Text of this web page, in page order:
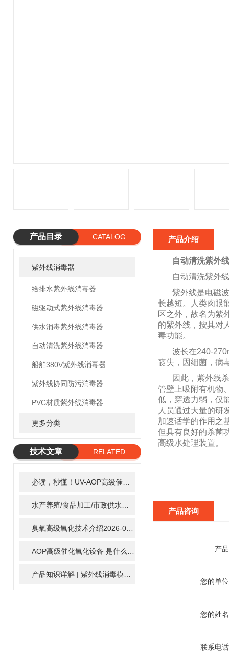
产品目录 CATALOG
紫外线消毒器
给排水紫外线消毒器
磁驱动式紫外线消毒器
供水消毒紫外线消毒器
自动清洗紫外线消毒器
船舶380V紫外线消毒器
紫外线协同防污消毒器
PVC材质紫外线消毒器
更多分类
技术文章
RELATED
臭氧高级氧化技术介绍2026-02-27
2025-11-17
产品介绍
自动清洗紫外
自动清洗紫外
紫外线是电磁
长越短。人类肉眼
区之外，故名为紫
的紫外线，按其对
毒功能。
波长在240-
丧失，因细菌，病
因此，紫外线
管壁上吸附有机物
低，穿透力弱，仅
人员通过大量的研
加速话学的作用之
但具有良好的杀菌
高级水处理装置。
产品咨询
产
您的单
您的姓
联系电